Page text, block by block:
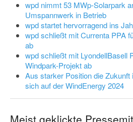
wpd nimmt 53 MWp-Solarpark
Umspannwerk in Betrieb
wpd startet hervorragend ins
wpd schließt mit Currenta PPA
ab
wpd schließt mit LyondellBasell
Windpark-Projekt ab
Aus starker Position die
sich auf der WindEnergy 2024